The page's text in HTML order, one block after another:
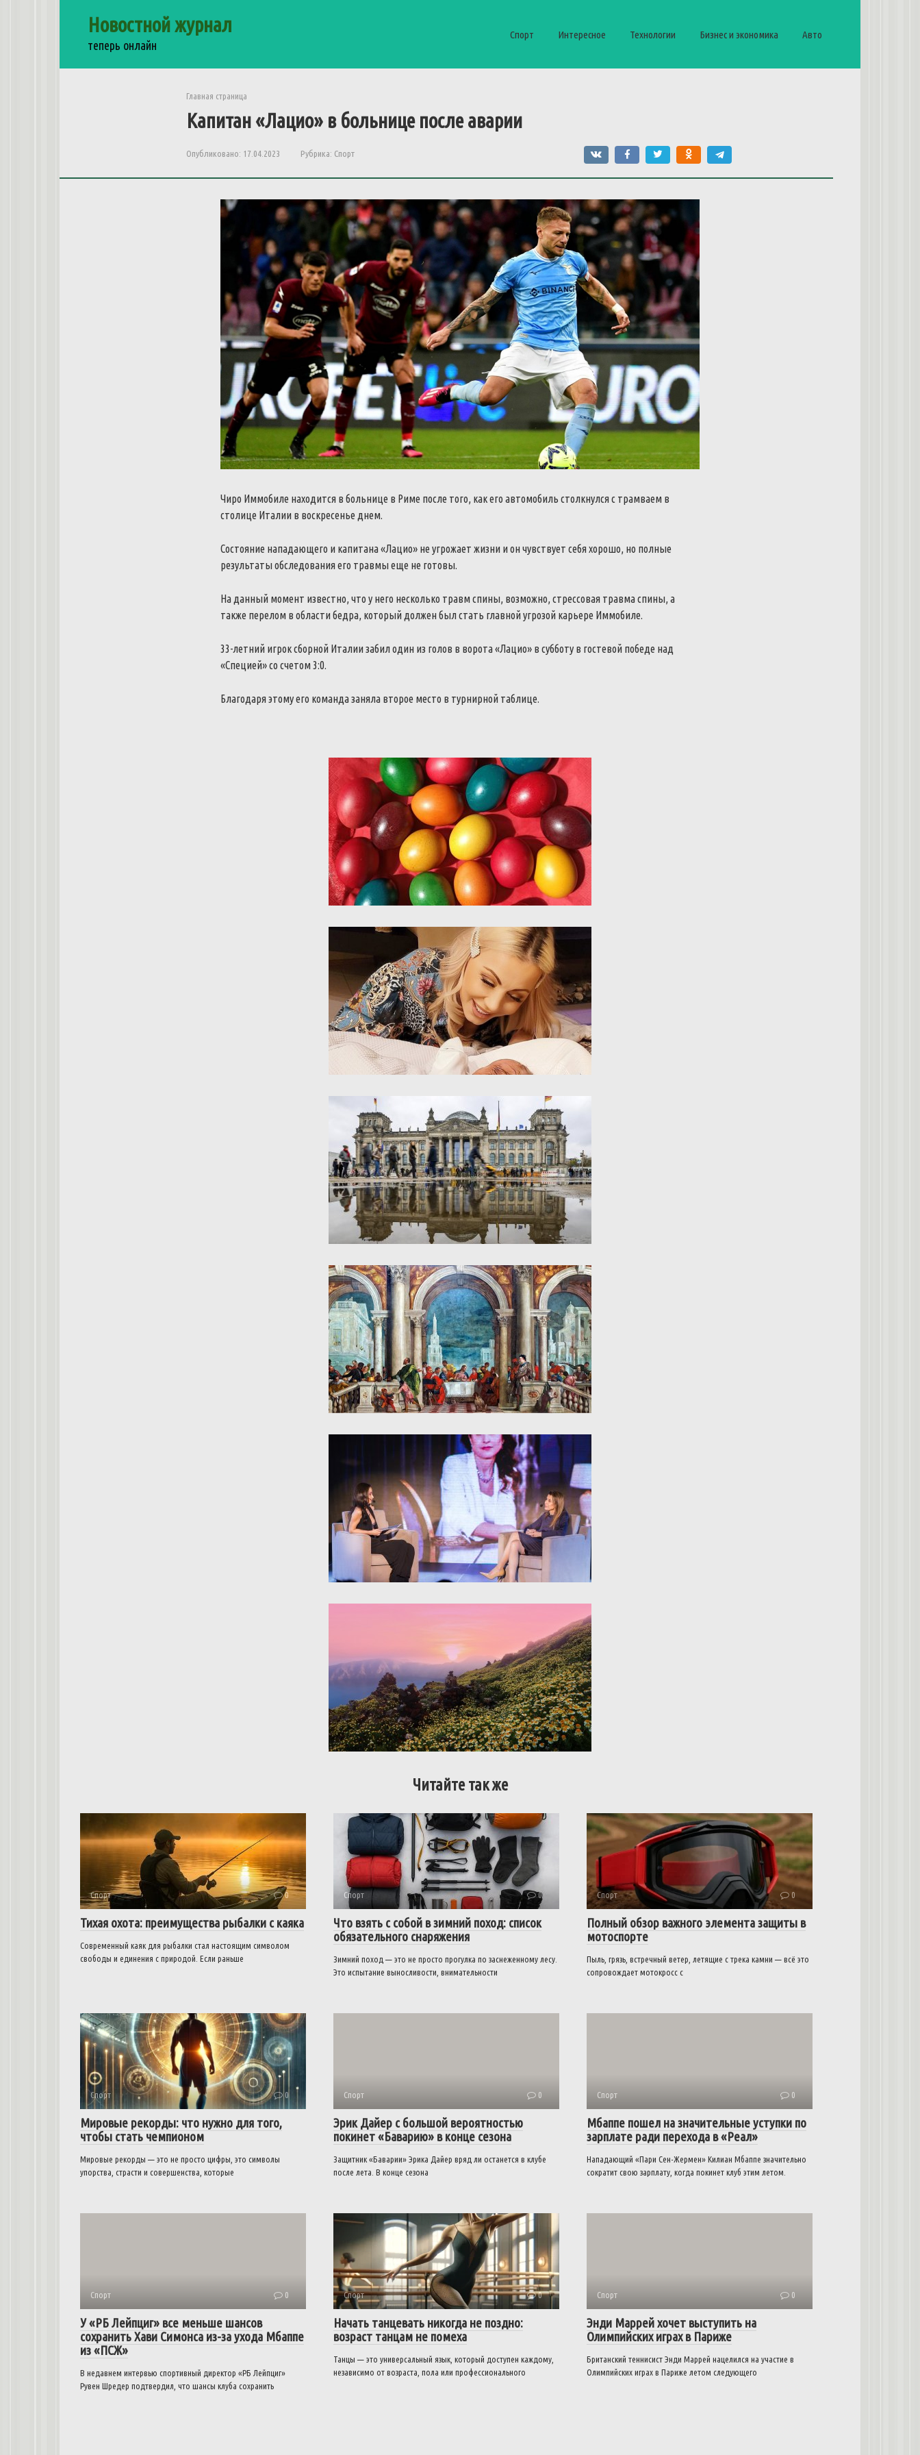
Новостной журнал
теперь онлайн
Спорт Интересное Технологии Бизнес и экономика Авто
Главная страница
Капитан «Лацио» в больнице после аварии
Опубликовано: 17.04.2023 Рубрика: Спорт
Чиро Иммобиле находится в больнице в Риме после того, как его автомобиль столкнулся с трамваем в
столице Италии в воскресенье днем.
Состояние нападающего и капитана «Лацио» не угрожает жизни и он чувствует себя хорошо, но полные
результаты обследования его травмы еще не готовы.
На данный момент известно, что у него несколько травм спины, возможно, стрессовая травма спины, а
также перелом в области бедра, который должен был стать главной угрозой карьере Иммобиле.
33-летний игрок сборной Италии забил один из голов в ворота «Лацио» в субботу в гостевой победе над
«Специей» со счетом 3:0.
Благодаря этому его команда заняла второе место в турнирной таблице.
Читайте так же
Спорт 0
Тихая охота: преимущества рыбалки с каяка
Современный каяк для рыбалки стал настоящим символом
свободы и единения с природой. Если раньше
Спорт 0
Что взять с собой в зимний поход: список
обязательного снаряжения
Зимний поход — это не просто прогулка по заснеженному лесу.
Это испытание выносливости, внимательности
Спорт 0
Полный обзор важного элемента защиты в
мотоспорте
Пыль, грязь, встречный ветер, летящие с трека камни — всё это
сопровождает мотокросс с
Спорт 0
Мировые рекорды: что нужно для того,
чтобы стать чемпионом
Мировые рекорды — это не просто цифры, это символы
упорства, страсти и совершенства, которые
Спорт 0
Эрик Дайер с большой вероятностью
покинет «Баварию» в конце сезона
Защитник «Баварии» Эрика Дайер вряд ли останется в клубе
после лета. В конце сезона
Спорт 0
Мбаппе пошел на значительные уступки по
зарплате ради перехода в «Реал»
Нападающий «Пари Сен-Жермен» Килиан Мбаппе значительно
сократит свою зарплату, когда покинет клуб этим летом.
Спорт 0
У «РБ Лейпциг» все меньше шансов
сохранить Хави Симонса из-за ухода Мбаппе
из «ПСЖ»
В недавнем интервью спортивный директор «РБ Лейпциг»
Рувен Шредер подтвердил, что шансы клуба сохранить
Спорт 0
Начать танцевать никогда не поздно:
возраст танцам не помеха
Танцы — это универсальный язык, который доступен каждому,
независимо от возраста, пола или профессионального
Спорт 0
Энди Маррей хочет выступить на
Олимпийских играх в Париже
Британский теннисист Энди Маррей нацелился на участие в
Олимпийских играх в Париже летом следующего